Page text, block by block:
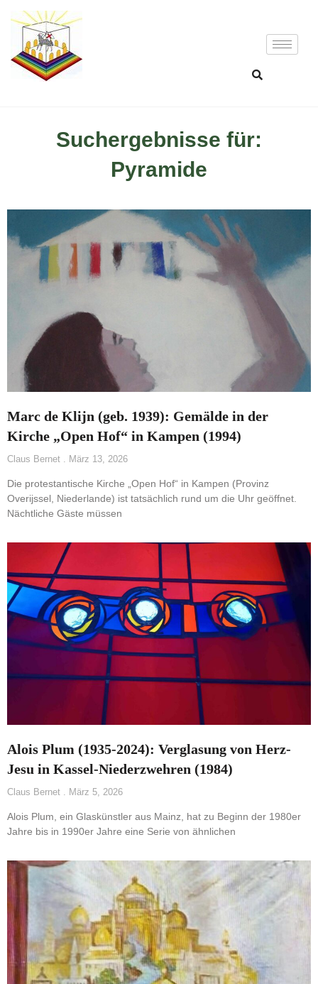
Suchergebnisse für:
Pyramide
Marc de Klijn (geb. 1939): Gemälde in der
Kirche „Open Hof“ in Kampen (1994)
Claus Bernet März 13, 2026
Die protestantische Kirche „Open Hof“ in Kampen (Provinz
Overijssel, Niederlande) ist tatsächlich rund um die Uhr geöffnet.
Nächtliche Gäste müssen
Alois Plum (1935-2024): Verglasung von Herz-
Jesu in Kassel-Niederzwehren (1984)
Claus Bernet März 5, 2026
Alois Plum, ein Glaskünstler aus Mainz, hat zu Beginn der 1980er
Jahre bis in 1990er Jahre eine Serie von ähnlichen